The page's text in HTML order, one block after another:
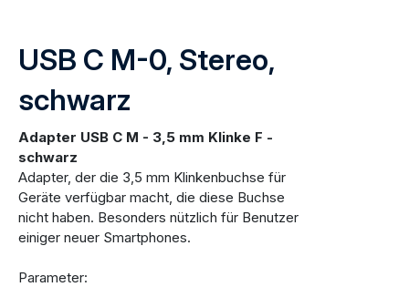
USB C M-0, Stereo,
schwarz
Adapter USB C M - 3,5 mm Klinke F -
schwarz
Adapter, der die 3,5 mm Klinkenbuchse für
Geräte verfügbar macht, die diese Buchse
nicht haben. Besonders nützlich für Benutzer
einiger neuer Smartphones.
Parameter: